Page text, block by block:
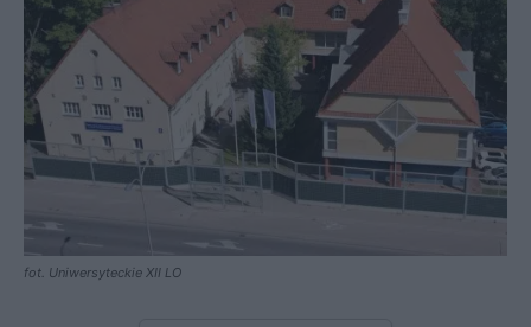
fot. Uniwersyteckie XII LO